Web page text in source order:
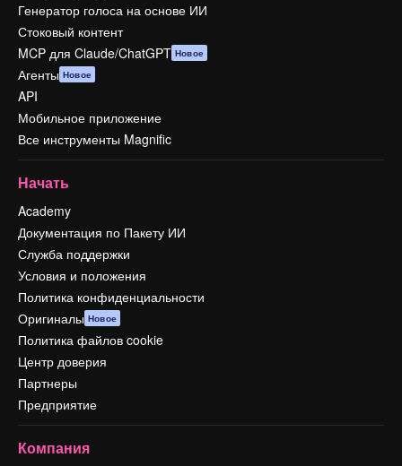
Генератор голоса на основе ИИ
Стоковый контент
MCP для Claude/ChatGPT Новое
Агенты Новое
API
Мобильное приложение
Все инструменты Magnific
Начать
Academy
Документация по Пакету ИИ
Служба поддержки
Условия и положения
Политика конфиденциальности
Оригиналы Новое
Политика файлов cookie
Центр доверия
Партнеры
Предприятие
Компания